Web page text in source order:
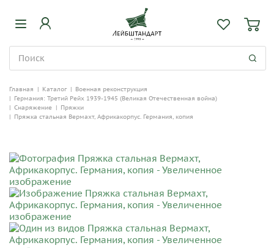
Главная | Каталог | Военная реконструкция
| Германия: Третий Рейх 1939-1945 (Великая Отечественная война)
| Снаряжение | Пряжки
| Пряжка стальная Вермахт, Африкакорпус. Германия, копия